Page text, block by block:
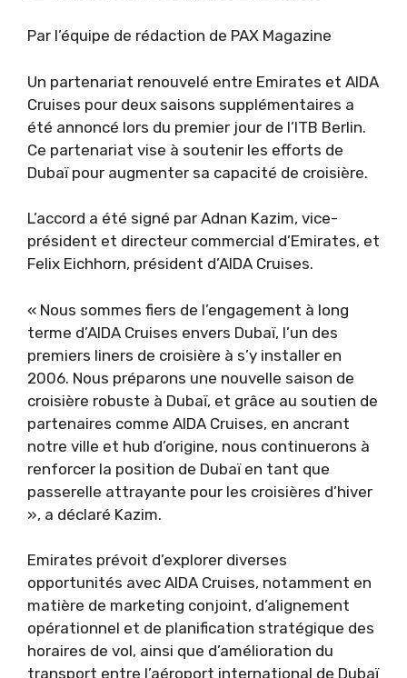
Par l’équipe de rédaction de PAX Magazine
Un partenariat renouvelé entre Emirates et AIDA
Cruises pour deux saisons supplémentaires a
été annoncé lors du premier jour de l’ITB Berlin.
Ce partenariat vise à soutenir les efforts de
Dubaï pour augmenter sa capacité de croisière.
L’accord a été signé par Adnan Kazim, vice-
président et directeur commercial d’Emirates, et
Felix Eichhorn, président d’AIDA Cruises.
« Nous sommes fiers de l’engagement à long
terme d’AIDA Cruises envers Dubaï, l’un des
premiers liners de croisière à s’y installer en
2006. Nous préparons une nouvelle saison de
croisière robuste à Dubaï, et grâce au soutien de
partenaires comme AIDA Cruises, en ancrant
notre ville et hub d’origine, nous continuerons à
renforcer la position de Dubaï en tant que
passerelle attrayante pour les croisières d’hiver
», a déclaré Kazim.
Emirates prévoit d’explorer diverses
opportunités avec AIDA Cruises, notamment en
matière de marketing conjoint, d’alignement
opérationnel et de planification stratégique des
horaires de vol, ainsi que d’amélioration du
transport entre l’aéroport international de Dubaï